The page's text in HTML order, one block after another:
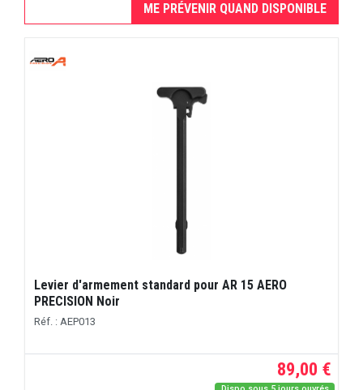
ME PRÉVENIR QUAND DISPONIBLE
Levier d'armement standard pour AR 15 AERO
PRECISION Noir
Réf. : AEP013
89,00 €